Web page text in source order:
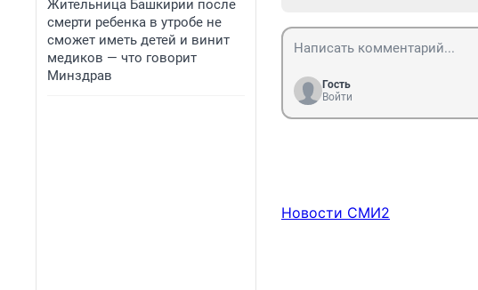
Жительница Башкирии после
смерти ребенка в утробе не
сможет иметь детей и винит
медиков — что говорит
Минздрав
Гость
Войти
Новости СМИ2